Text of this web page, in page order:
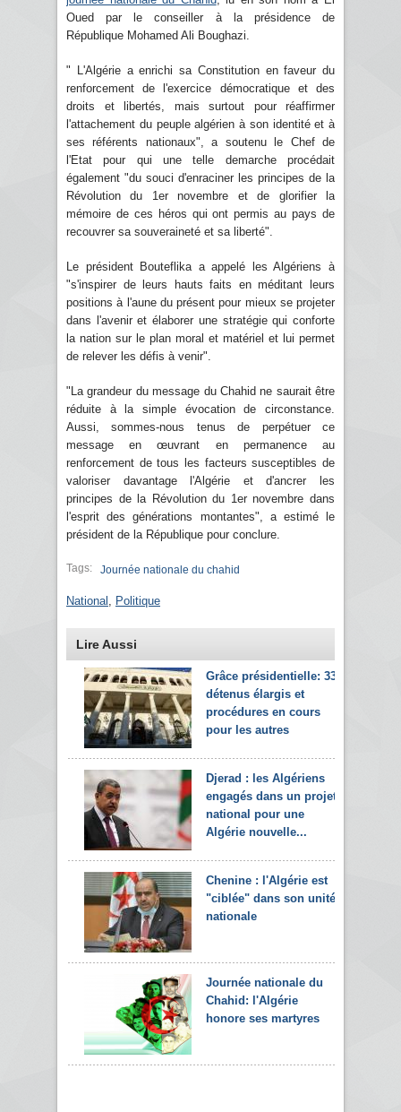
Oued par le conseiller à la présidence de
République Mohamed Ali Boughazi.
" L'Algérie a enrichi sa Constitution en faveur du
renforcement de l'exercice démocratique et des
droits et libertés, mais surtout pour réaffirmer
l'attachement du peuple algérien à son identité et à
ses référents nationaux", a soutenu le Chef de
l'Etat pour qui une telle demarche procédait
également "du souci d'enraciner les principes de la
Révolution du 1er novembre et de glorifier la
mémoire de ces héros qui ont permis au pays de
recouvrer sa souveraineté et sa liberté".
Le président Bouteflika a appelé les Algériens à
"s'inspirer de leurs hauts faits en méditant leurs
positions à l'aune du présent pour mieux se projeter
dans l'avenir et élaborer une stratégie qui conforte
la nation sur le plan moral et matériel et lui permet
de relever les défis à venir".
"La grandeur du message du Chahid ne saurait être
réduite à la simple évocation de circonstance.
Aussi, sommes-nous tenus de perpétuer ce
message en œuvrant en permanence au
renforcement de tous les facteurs susceptibles de
valoriser davantage l'Algérie et d'ancrer les
principes de la Révolution du 1er novembre dans
l'esprit des générations montantes", a estimé le
président de la République pour conclure.
Tags: Journée nationale du chahid
National Politique
Lire Aussi
Grâce présidentielle: 33
détenus élargis et
procédures en cours
pour les autres
Djerad : les Algériens
engagés dans un projet
national pour une
Algérie nouvelle...
Chenine : l'Algérie est
"ciblée" dans son unité
nationale
Journée nationale du
Chahid: l'Algérie
honore ses martyres